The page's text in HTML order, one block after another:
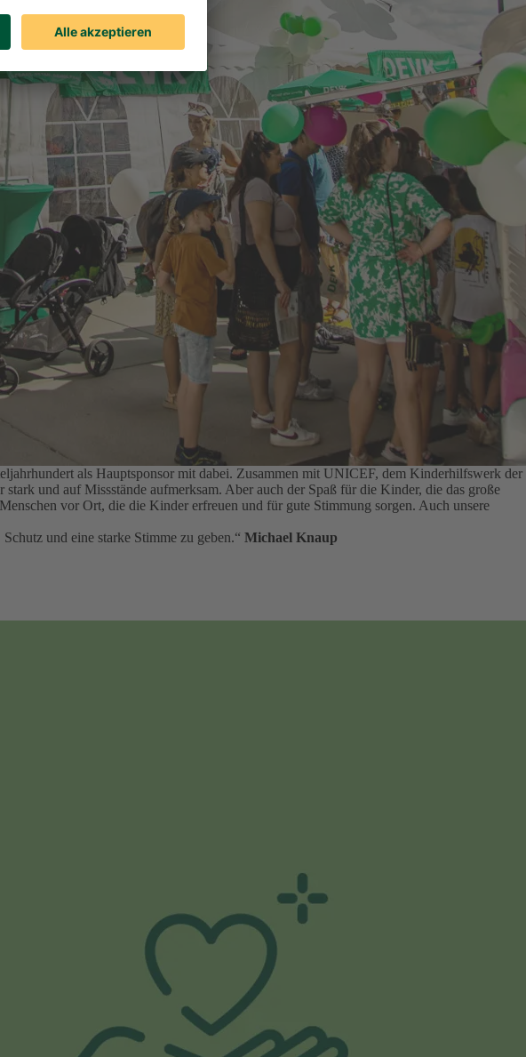
als Hauptsponsor mit dabei. Zusammen mit UNICEF, dem Kinderhilfswerk der
und auf Missstände aufmerksam. Aber auch der Spaß für die Kinder, die das große
vor Ort, die die Kinder erfreuen und für gute Stimmung sorgen. Auch unsere
und eine starke Stimme zu geben.“ Michael Knaup